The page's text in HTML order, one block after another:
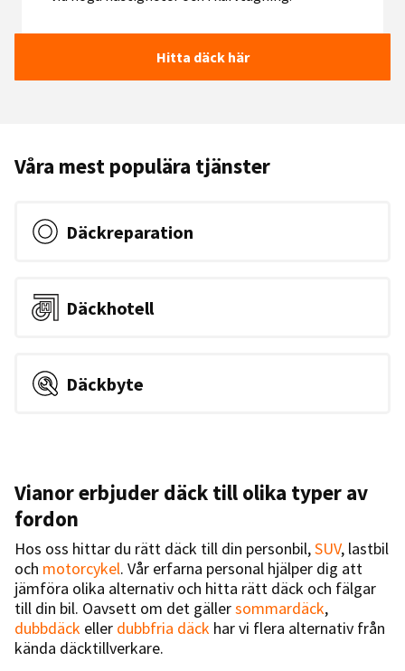
Hitta däck här
Våra mest populära tjänster
Däckreparation
Däckhotell
Däckbyte
Vianor erbjuder däck till olika typer av
fordon
Hos oss hittar du rätt däck till din personbil,SUV, lastbil
och motorcykel. Vår erfarna personal hjälper dig att
jämföra olika alternativ och hitta rätt däck och fälgar
till din bil. Oavsett om det gällersommardäck,
dubbdäck eller dubbfria däck har vi flera alternativ från
kända däcktillverkare.